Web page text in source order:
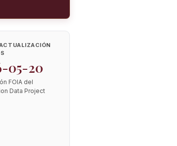
05-20
FOIA del
Data Project